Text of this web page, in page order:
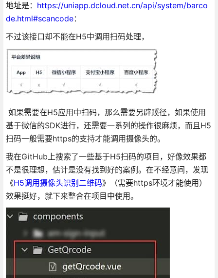
地址是： https://uniapp.dcloud.net.cn/api/system/barco
de.html#scancode：
不过该接口却不能在H5中调用扫码处理，
如果需要在H5应用中扫码，那么需要另辟蹊径，如果使用
基于微信的SDK进行，还需要一系列的操作很麻烦，而且H5
扫码一般需要https的支持才能调用摄像头的。
我在GitHub上搜索了一些基于H5扫码的项目，好像效果都
不是很理想，估计是没有找到好的案例。在不经意间，发现
《H5调用摄像头识别二维码》（需要https环境才能使用）
效果挺好，就下来整合在项目中使用。